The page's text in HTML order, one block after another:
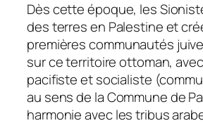
Dès cette époque, les
des terres en Palestine et
premières communautés
sur ce territoire ottoman,
pacifiste et socialiste
au sens de la Commune de
harmonie avec les tribus